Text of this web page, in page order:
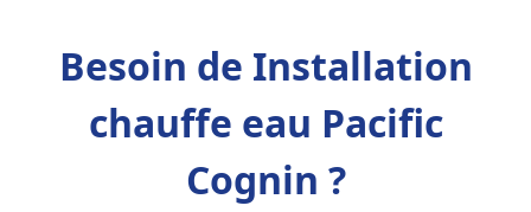
Besoin de Installation
chauffe eau Pacific
Cognin ?